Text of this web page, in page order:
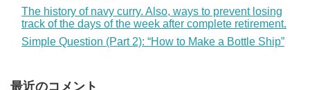
The history of navy curry. Also, ways to prevent losing
track of the days of the week after complete retirement.
Simple Question (Part 2): “How to Make a Bottle Ship”
最近のコメント